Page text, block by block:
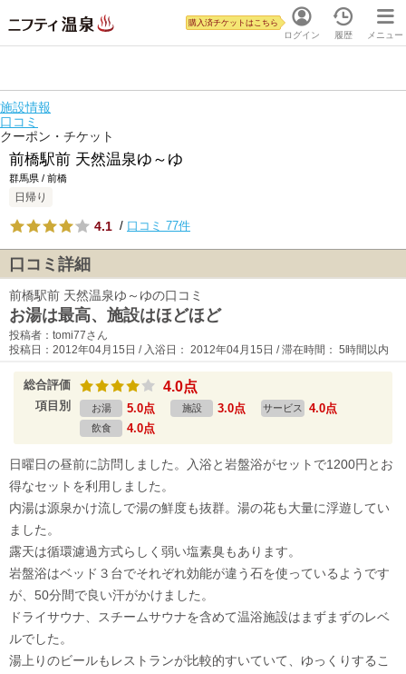
ログイン
購入済チケットはこちら
履歴 メニュー
施設情報
口コミ
クーポン・チケット
前橋駅前 天然温泉ゆ～ゆ
群馬県 / 前橋
日帰り
4.1 / 口コミ 77件
口コミ詳細
前橋駅前 天然温泉ゆ～ゆの口コミ
お湯は最高、施設はほどほど
投稿者：tomi77さん
投稿日：2012年04月15日 / 入浴日： 2012年04月15日 / 滞在時間： 5時間以内
総合評価 4.0点
項目別 お湯 5.0点 施設 3.0点 サービス 4.0点
飲食 4.0点
日曜日の昼前に訪問しました。入浴と岩盤浴がセットで1200円とお
得なセットを利用しました。
内湯は源泉かけ流しで湯の鮮度も抜群。湯の花も大量に浮遊してい
ました。
露天は循環濾過方式らしく弱い塩素臭もあります。
岩盤浴はベッド３台でそれぞれ効能が違う石を使っているようです
が、50分間で良い汗がかけました。
ドライサウナ、スチームサウナを含めて温浴施設はまずまずのレベ
ルでした。
湯上りのビールもレストランが比較的すいていて、ゆっくりするこ